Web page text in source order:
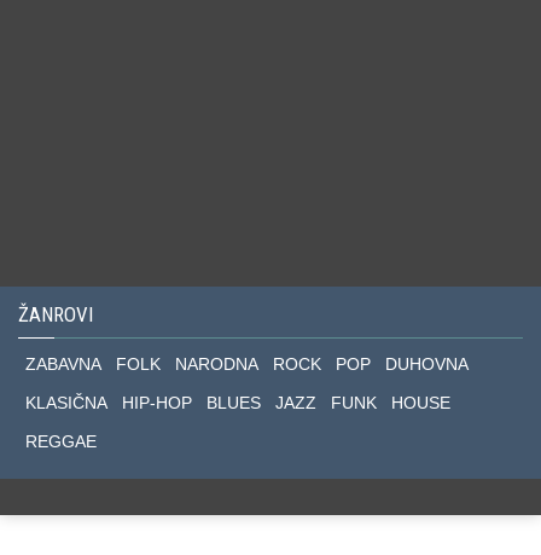
ŽANROVI
ZABAVNA FOLK NARODNA ROCK POP
DUHOVNA
KLASIČNA
HIP-HOP BLUES JAZZ FUNK
HOUSE
REGGAE